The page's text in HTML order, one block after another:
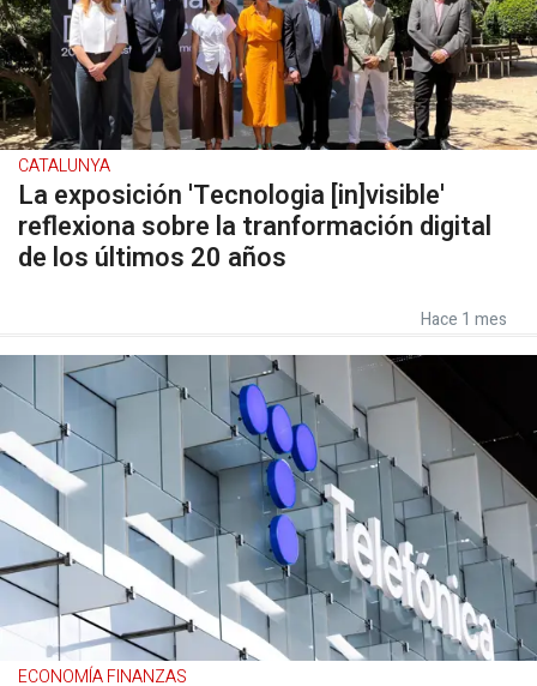
CATALUNYA
La exposición 'Tecnologia [in]visible'
reflexiona sobre la tranformación digital
de los últimos 20 años
Hace 1 mes
ECONOMÍA FINANZAS